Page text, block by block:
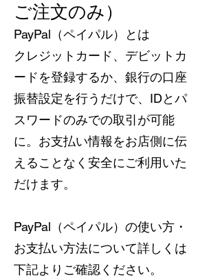
ご注文のみ）
PayPal（ペイパル）とは
クレジットカード、デビットカ
ードを登録するか、銀行の口座
振替設定を行うだけで、IDとパ
スワードのみでの取引が可能
に。お支払い情報をお店側に伝
えることなく安全にご利用いた
だけます。
PayPal（ペイパル）の使い方・
お支払い方法について詳しくは
下記よりご確認ください。